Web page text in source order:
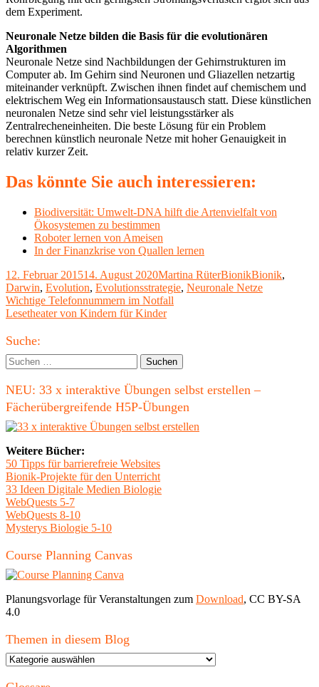
dem Experiment.
Neuronale Netze bilden die Basis für die evolutionären
Algorithmen
Neuronale Netze sind Nachbildungen der Gehirnstrukturen im
Computer ab. Im Gehirn sind Neuronen und Gliazellen netzartig
miteinander verknüpft. Zwischen ihnen findet auf chemischem und
elektrischem Weg ein Informationsaustausch statt. Diese künstlichen
neuronalen Netze sind sehr viel leistungsstärker als
Zentralrecheneinheiten. Die beste Lösung für ein Problem
berechnen künstlich neuronale Netze mit hoher Genauigkeit in
relativ kurzer Zeit.
Das könnte Sie auch interessieren:
Biodiversität: Umwelt-DNA hilft die Artenvielfalt von
Ökosystemen zu bestimmen
Roboter lernen von Ameisen
In der Finanzkrise von Quallen lernen
Veröffentlicht
am
12. Februar 201514. August 2020Autor
Martina RüterKategorien
BionikSchlagwörter
Bionik,
Darwin, Evolution, Evolutionsstrategie, Neuronale Netze
Beitragsnavigation
Vorheriger
Beitrag:
Wichtige Telefonnummern im Notfall
Nächster
Lesetheater von Kindern für Kinder
Haupt-
Seitenleiste
Suche:
Suchen
nach:
NEU: 33 x interaktive Übungen selbst erstellen –
Fächerübergreifende H5P-Übungen
Weitere Bücher:
50 Tipps für barrierefreie Websites
Bionik-Projekte für den Unterricht
33 Ideen Digitale Medien Biologie
WebQuests 5-7
WebQuests 8-10
Mysterys Biologie 5-10
Course Planning Canvas
Planungsvorlage für Veranstaltungen zum Download, CC BY-SA
4.0
Themen in diesem Blog
Themen
diesem